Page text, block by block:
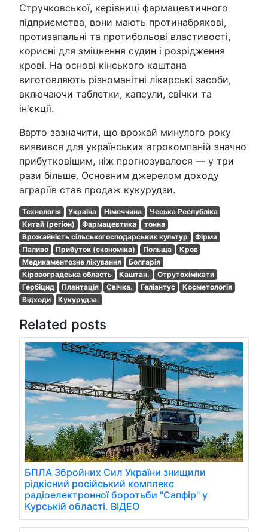
Стручковської, керівниці фармацевтичного
підприємства, вони мають протинабрякові,
протизапальні та протибольові властивості,
корисні для зміцнення судин і розрідження
крові. На основі кінського каштана
виготовляють різноманітні лікарські засоби,
включаючи таблетки, капсули, свічки та
ін'єкції.
Варто зазначити, що врожай минулого року
виявився для українських агрокомпаній значно
прибутковішим, ніж прогнозувалося — у три
рази більше. Основним джерелом доходу
аграріїв став продаж кукурудзи.
Технологія Україна Німеччина
Чеська Республіка
Китай (регіон)
Фармацевтика
тонна
Врожайність сільськогосподарських культур
Фірма
Паливо
Прибуток (економіка) Польща
Кров
Медикаментозне лікування
Болгарія
Кіровоградська область
Каштан.
Отрутохімікати
Гербіцид
Плантація Свічка. Геліантус
Косметологія
Відходи
Кукурудза.
Related posts
БПЛА Збройних Сил України знищили
рідкісний російський комплекс
радіоелектронної боротьби "Сапфір" у
Курській області. ВІДЕО